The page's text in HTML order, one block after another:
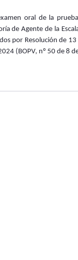
oral de la
de Agente de la
por Resolución de
(BOPV, nº 50 de 8